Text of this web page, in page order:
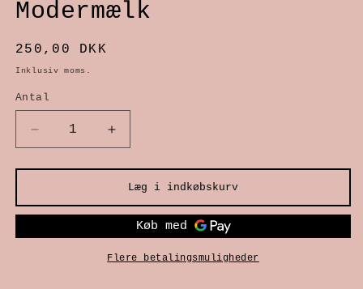
mediet
i
Modermælk
Normalpris
250,00 DKK
Inklusiv moms.
Antal
antallet
Modermælk
antallet
for
Modermælk
Læg i indkøbskurv
Flere betalingsmuligheder